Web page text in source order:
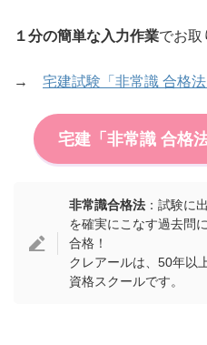
１分の簡単な入力作業でお取
→ 宅建試験「非常識 合格
宅建「非常識 合格
非常識合格法 ：試験に
を確実にこなす過去問
合格！
クレアールは、50年以
資格スクールです。